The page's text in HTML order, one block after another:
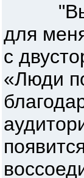
"Вы
для
с
«Люди